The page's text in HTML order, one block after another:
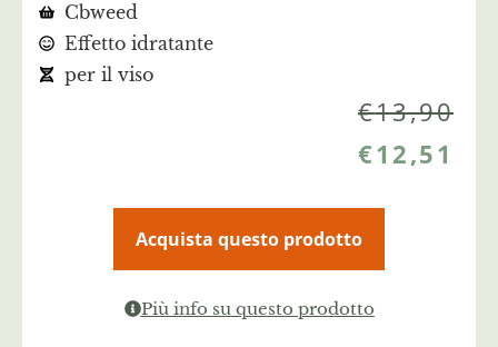
Cbweed
Effetto idratante
per il viso
€13,90
€12,51
Acquista questo prodotto
Più info su questo prodotto